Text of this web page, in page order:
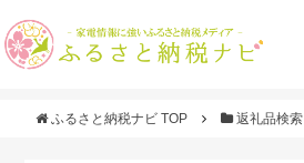
ふるさと納税ナビ TOP 返礼品検索